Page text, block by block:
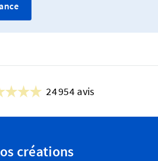
24 954 avis
créations